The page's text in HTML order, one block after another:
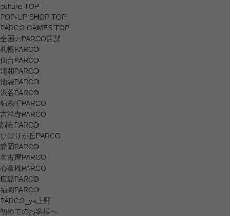
culture TOP
POP-UP SHOP TOP
PARCO GAMES TOP
全国のPARCO店舗
札幌PARCO
仙台PARCO
浦和PARCO
池袋PARCO
渋谷PARCO
錦糸町PARCO
吉祥寺PARCO
調布PARCO
ひばりが丘PARCO
静岡PARCO
名古屋PARCO
心斎橋PARCO
広島PARCO
福岡PARCO
PARCO_ya上野
初めてのお客様へ